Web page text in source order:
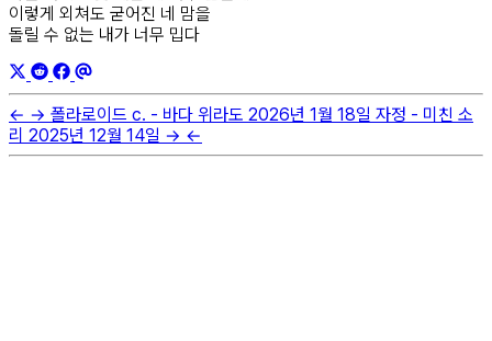
이렇게 외쳐도 굳어진 네 맘을
돌릴 수 없는 내가 너무 밉다
← → 폴라로이드 c. - 바다 위라도 2026년 1월 18일 자정 - 미친 소
리 2025년 12월 14일 → ←